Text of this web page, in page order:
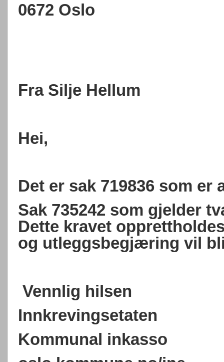
0672 Oslo
Fra Silje Hellum
Hei,
Det er sak 719836 som er
Sak 735242 som gjelder
Dette kravet
og utleggsbegjæring vil
Vennlig hilsen
Innkrevingsetaten
Kommunal inkasso